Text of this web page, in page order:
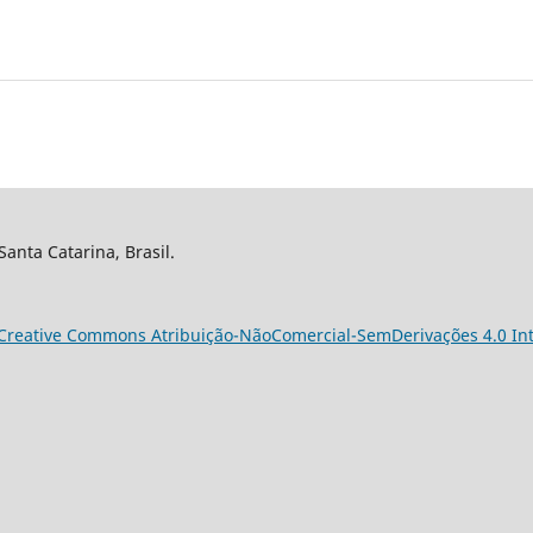
Catarina, Brasil.
Commons Atribuição-NãoComercial-SemDerivações 4.0